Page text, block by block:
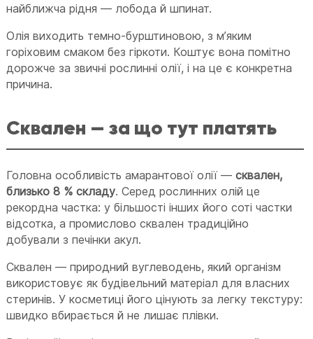
найближча рідня — лобода й шпинат.
Олія виходить темно-бурштиновою, з мʼяким
горіховим смаком без гіркоти. Коштує вона помітно
дорожче за звичні рослинні олії, і на це є конкретна
причина.
Сквален — за що тут платять
Головна особливість амарантової олії —сквален,
близько 8 % складу. Серед рослинних олій це
рекордна частка: у більшості інших його соті частки
відсотка, а промислово сквален традиційно
добували з печінки акул.
Сквален — природний вуглеводень, який організм
використовує як будівельний матеріал для власних
стеринів. У косметиці його цінують за легку текстуру:
швидко вбирається й не лишає плівки.